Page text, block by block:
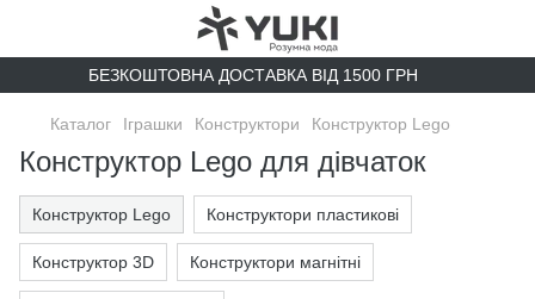
БЕЗКОШТОВНА ДОСТАВКА ВІД 1500 ГРН
Каталог Іграшки Конструктори Конструктор Lego
Конструктор Lego для дівчаток
Конструктор Lego Конструктори пластикові
Конструктор 3D Конструктори магнітні